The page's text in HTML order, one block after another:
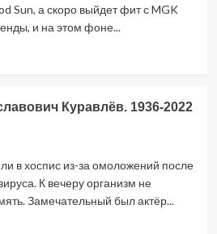
Sun, а скоро выйдет фит с MGK
и на этом фоне...
Куравлёв. 1936-2022
в хоспис из-за омоложений после
К вечеру организм не
Замечательный был актёр...